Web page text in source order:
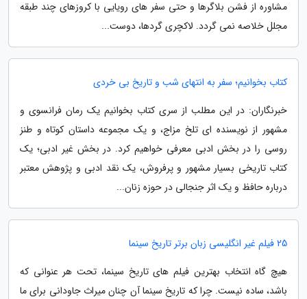
مشاوره از فشن بلاگرها و حتی سفر های رویایی با کروزهای چند طبقه
مجلل خلاصه نمی گردد. لاکچری گردها، دوست...
کتاب بخوانیم؛ سفر به انتهای شب و تاریخ بی خردی
خبرنگاران: در این مطلب از سری کتاب بخوانیم یک رمان فرانسوی و
مشهور از نویسنده ای تلخ مزاج، و یک مجموعه داستان کوتاه و طنز
روسی را در بخش ادبی معرفی خواهیم کرد. در بخش غیر ادبی؛ یک
کتاب تاریخی بسیار مشهور و پرفروش، یک نقد ادبی و پژوهش معتبر
درباره حافظ و یک اثر جنجالی در حوزه زنان...
25 فیلم غیر انگلیسی زبان برتر تاریخ سینما
هیچ گاه انتخاب بهترین فیلم های تاریخ سینما، تحت هر عنوانی که
باشد، ساده نیست. چرا که تاریخ سینما آن چنان میراث جاودانی برای ما